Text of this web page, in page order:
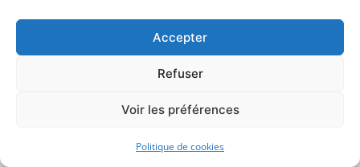
Accepter
Refuser
Voir les préférences
Politique de cookies